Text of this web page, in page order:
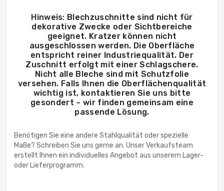
Hinweis: Blechzuschnitte sind nicht für
dekorative Zwecke oder Sichtbereiche
geeignet. Kratzer können nicht
ausgeschlossen werden. Die Oberfläche
entspricht reiner Industriequalität. Der
Zuschnitt erfolgt mit einer Schlagschere.
Nicht alle Bleche sind mit Schutzfolie
versehen. Falls Ihnen die Oberflächenqualität
wichtig ist, kontaktieren Sie uns bitte
gesondert – wir finden gemeinsam eine
passende Lösung.
Benötigen Sie eine andere Stahlqualität oder spezielle
Maße? Schreiben Sie uns gerne an. Unser Verkaufsteam
erstellt Ihnen ein individuelles Angebot aus unserem Lager-
oder Lieferprogramm.